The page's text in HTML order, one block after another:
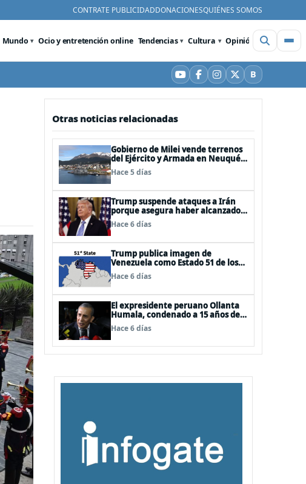
CONTRATE PUBLICIDADDONACIONESQUIÉNES SOMOS
Mundo Ocio y entretención online Tendencias Cultura Opinión Videos
YouTube
Facebook
Instagram
X BBluesky
Otras noticias relacionadas
Gobierno de Milei vende terrenos
del Ejército y Armada en Neuquén
y Ushuaia
Hace 5 días
Trump suspende ataques a Irán
porque asegura haber alcanzado
«las bases de un acuerdo»
Hace 6 días
Trump publica imagen de
Venezuela como Estado 51 de los
EEUU
Hace 6 días
El expresidente peruano Ollanta
Humala, condenado a 15 años de
cárcel, sale libre al anularse su
caso
Hace 6 días